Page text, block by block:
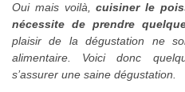
Oui mais voilà,cuisiner le
nécessite de prendre
plaisir de la dégustation ne
alimentaire. Voici donc
s’assurer une saine dégustation.